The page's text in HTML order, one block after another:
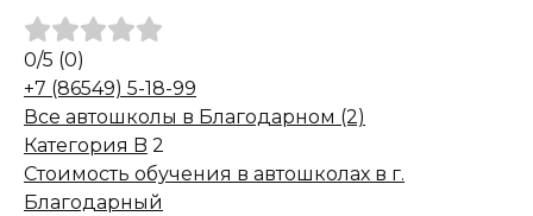
0/5 (0)
+7 (86549) 5-18-99
Все автошколы в Благодарном (2)
Категория B 2
Стоимость обучения в автошколах в г.
Благодарный